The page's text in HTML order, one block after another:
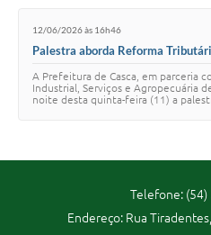
Audiências Públicas
Arquivos para Download
12/06/2026 às 16h46
Palestra aborda Reforma
A Prefeitura de Casca, em parceria
Industrial, Serviços e Agropecuária
noite desta quinta-feira (11) a
Telefone:
Endereço: Rua